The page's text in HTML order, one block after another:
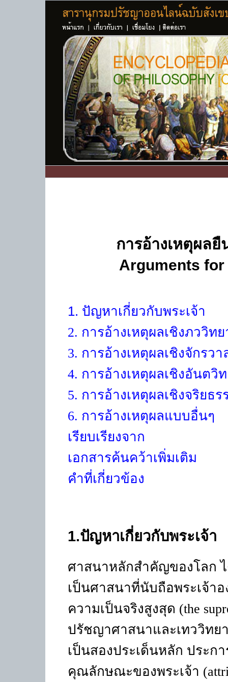
การอ้างเหตุผล
Arguments
1. ปัญหาเกี่ยวกับพระเจ้า
2. การอ้างเหตุผลเชิงภววิทย
3. การอ้างเหตุผลเชิงจักรว
4. การอ้างเหตุผลเชิงอันตวิ
5. การอ้างเหตุผลเชิงจริยธร
6. การอ้างเหตุผลแบบอื่นๆ
เรียบเรียงจาก
เอกสารค้นคว้าเพิ่มเติม
คำที่เกี่ยวข้อง
1.ปัญหาเกี่ยวกับพระเจ้า
ศาสนาหลักสำคัญของโลก
เป็นศาสนาที่นับถือพระเจ้า
ความเป็นจริงสูงสุด (the
ปรัชญาศาสนาและเทววิทย
เป็นสองประเด็นหลัก ประก
คุณลักษณะของพระเจ้า